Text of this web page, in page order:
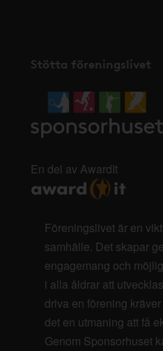
Stötta föreningslivet
En del av AwardIt
Föreningslivet är en
samhälle. Det skapar
engagemang och
i alla åldrar att
driva en förening
det en utmaning att få
Genom Sponsorhuset